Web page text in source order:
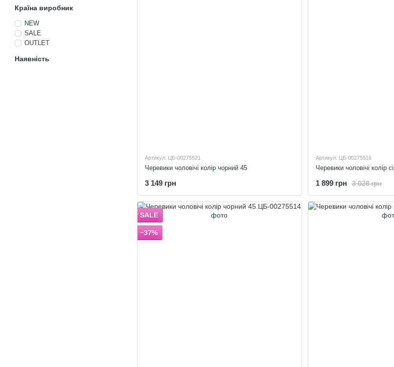
Артикул: ЦБ-00275521
Черевики чоловічі колір чорний 45
3 149 грн
Артикул: ЦБ-00275516
Черевики чоловічі колір
3 028 грн
1 899 грн
SALE
−37%
Країна виробник
NEW
SALE
OUTLET
Наявність